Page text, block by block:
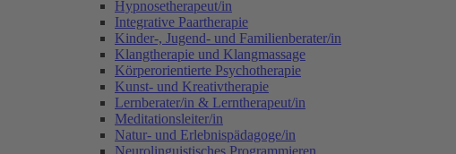
Hypnosetherapeut/in
Integrative Paartherapie
Kinder-, Jugend- und Familienberater/in
Klangtherapie und Klangmassage
Körperorientierte Psychotherapie
Kunst- und Kreativtherapie
Lernberater/in & Lerntherapeut/in
Meditationsleiter/in
Natur- und Erlebnispädagoge/in
Neurolinguistisches Programmieren